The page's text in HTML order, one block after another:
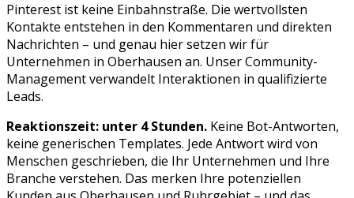
Pinterest ist keine Einbahnstraße. Die wertvollsten
Kontakte entstehen in den Kommentaren und direkten
Nachrichten – und genau hier setzen wir für
Unternehmen in Oberhausen an. Unser Community-
Management verwandelt Interaktionen in qualifizierte
Leads.
Reaktionszeit: unter 4 Stunden. Keine Bot-Antworten,
keine generischen Templates. Jede Antwort wird von
Menschen geschrieben, die Ihr Unternehmen und Ihre
Branche verstehen. Das merken Ihre potenziellen